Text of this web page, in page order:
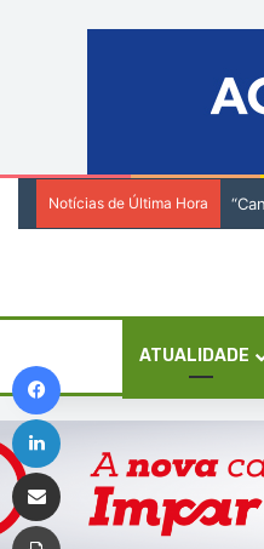
Notícias de Última Hora
ATUALIDADE
Linkedin
Imprimir